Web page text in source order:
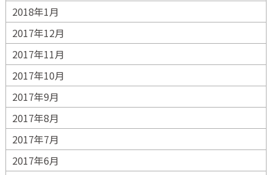
2018年1月
2017年12月
2017年11月
2017年10月
2017年9月
2017年8月
2017年7月
2017年6月